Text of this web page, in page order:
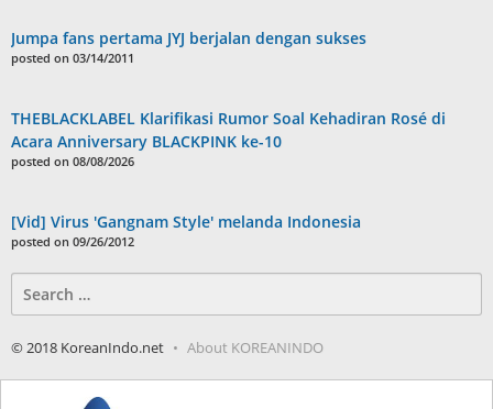
Jumpa fans pertama JYJ berjalan dengan sukses
posted on 03/14/2011
THEBLACKLABEL Klarifikasi Rumor Soal Kehadiran Rosé di
Acara Anniversary BLACKPINK ke-10
posted on 08/08/2026
[Vid] Virus 'Gangnam Style' melanda Indonesia
posted on 09/26/2012
for:
© 2018 KoreanIndo.net About KOREANINDO